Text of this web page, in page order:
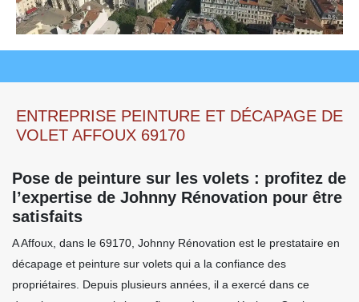
ENTREPRISE PEINTURE ET DÉCAPAGE DE
VOLET AFFOUX 69170
Pose de peinture sur les volets : profitez de
l’expertise de Johnny Rénovation pour être
satisfaits
A Affoux, dans le 69170, Johnny Rénovation est le prestataire en
décapage et peinture sur volets qui a la confiance des
propriétaires. Depuis plusieurs années, il a exercé dans ce